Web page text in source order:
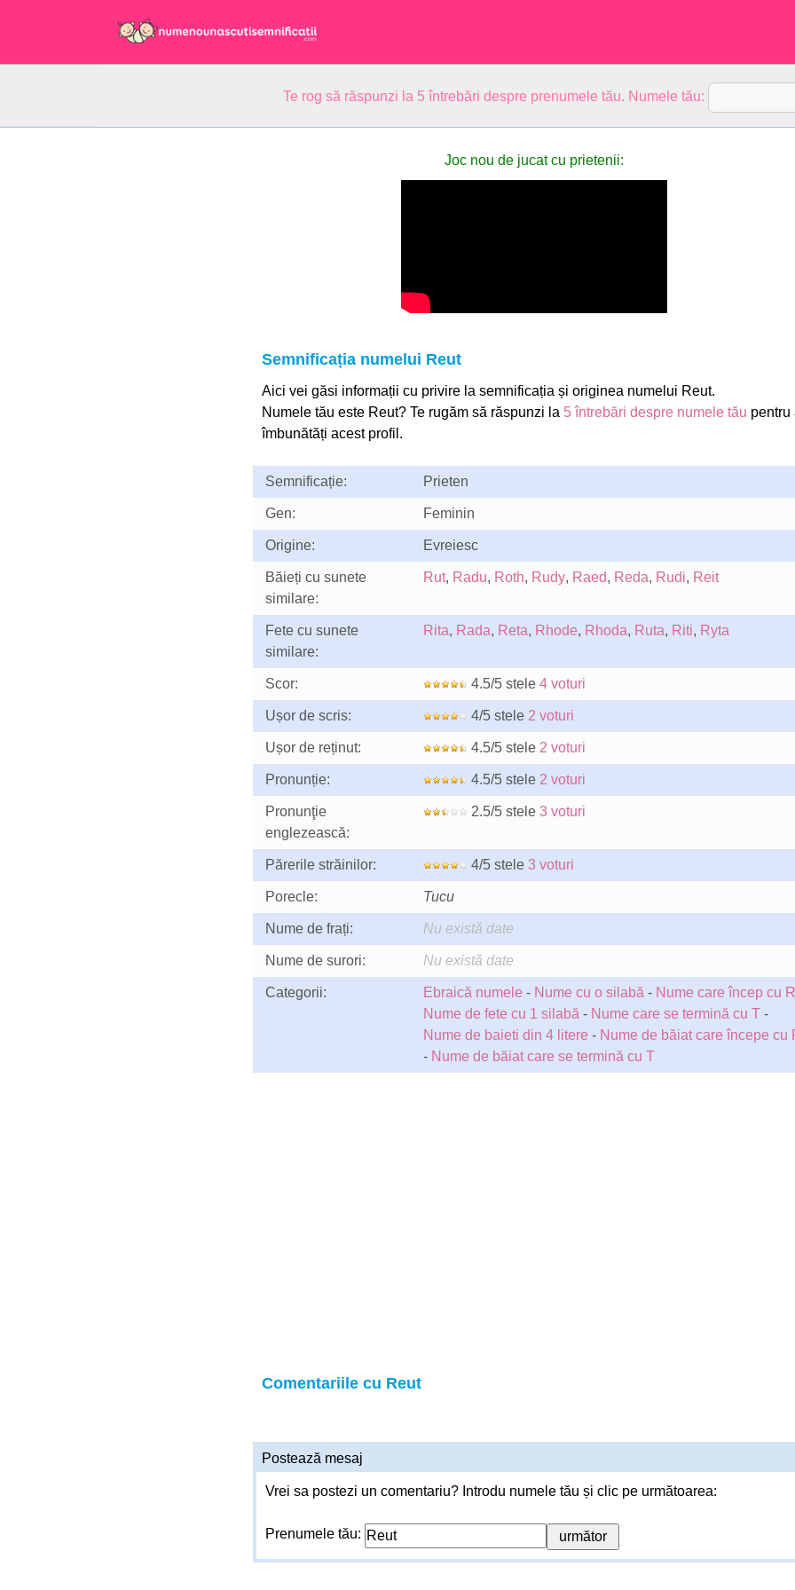
Te rog să răspunzi la 5 întrebări despre prenumele tău. Numele tău:
Joc nou de jucat cu prietenii:
Semnificația numelui Reut
Aici vei găsi informații cu privire la semnificația și originea numelui Reut.
Numele tău este Reut? Te rugăm să răspunzi la 5 întrebări despre numele tău pentru
îmbunătăți acest profil.
Semnificație: Prieten
Gen: Feminin
Origine: Evreiesc
Băieți cu sunete
similare:
Rut, Radu, Roth, Rudy, Raed, Reda, Rudi, Reit
Fete cu sunete
similare:
Rita, Rada, Reta, Rhode, Rhoda, Ruta, Riti, Ryta
Scor: 4.5/5 stele 4 voturi
Ușor de scris: 4/5 stele 2 voturi
Ușor de reținut: 4.5/5 stele 2 voturi
Pronunție: 4.5/5 stele 2 voturi
Pronunţie
englezească:
2.5/5 stele 3 voturi
Părerile străinilor: 4/5 stele 3 voturi
Porecle: Tucu
Nume de frați: Nu există date
Nume de surori: Nu există date
Categorii: Ebraică numele - Nume cu o silabă - Nume care încep cu R
Nume de fete cu 1 silabă - Nume care se termină cu T-
Nume de baieti din 4 litere - Nume de băiat care începe cu
- Nume de băiat care se termină cu T
Comentariile cu Reut
Postează mesaj
Vrei sa postezi un comentariu? Introdu numele tău și clic pe următoarea:
Prenumele tău: